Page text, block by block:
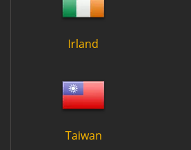
Irland
Taiwan